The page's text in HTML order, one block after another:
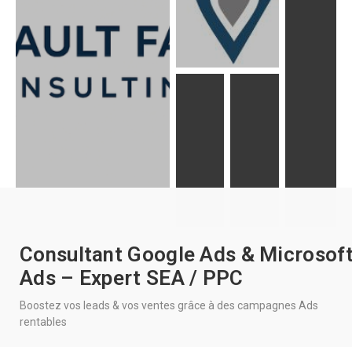
Consultant Google Ads &
Ads – Expert SEA / PPC
Boostez vos leads & vos ventes grâce à des campagnes Ads
rentables